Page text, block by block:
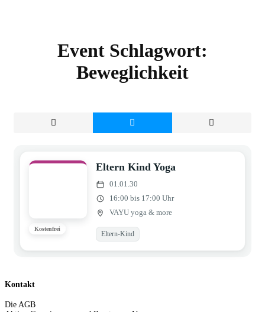
Event Schlagwort:
Beweglichkeit
Kostenfrei
Eltern Kind Yoga
01.01.30
16:00 bis 17:00 Uhr
VAYU yoga & more
Eltern-Kind
Kontakt
Die AGB